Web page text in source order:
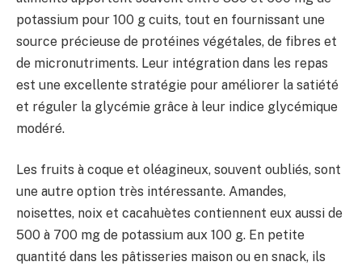
potassium pour 100 g cuits, tout en fournissant une
source précieuse de protéines végétales, de fibres et
de micronutriments. Leur intégration dans les repas
est une excellente stratégie pour améliorer la satiété
et réguler la glycémie grâce à leur indice glycémique
modéré.
Les fruits à coque et oléagineux, souvent oubliés, sont
une autre option très intéressante. Amandes,
noisettes, noix et cacahuètes contiennent eux aussi de
500 à 700 mg de potassium aux 100 g. En petite
quantité dans les pâtisseries maison ou en snack, ils